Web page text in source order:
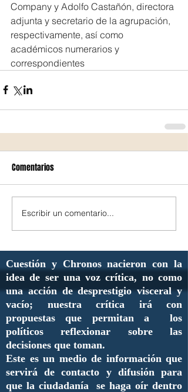
Company y Adolfo Castañón, directora
adjunta y secretario de la agrupación,
respectivamente, así como
académicos numerarios y
correspondientes
Comentarios
Escribir un comentario...
Cuestión y Chronos nacieron con la
idea de ser una voz crítica, no como
una acción de desprestigio visceral y
vacío; nuestra crítica irá con
propuestas que permitan a los
políticos reflexionar sobre las
decisiones que toman.
Este es un medio de información que
servirá de contacto y difusión para
que la ciudadanía se haga oír dentro